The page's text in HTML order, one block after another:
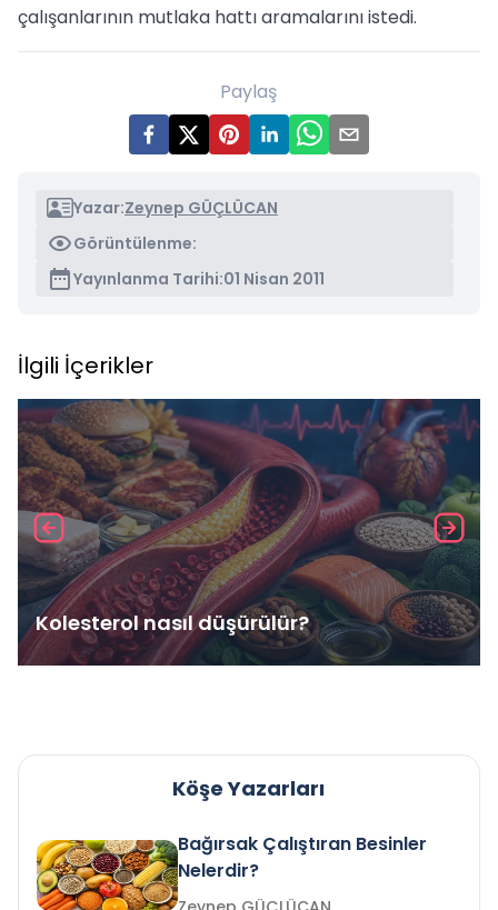
çalışanlarının mutlaka hattı aramalarını istedi.
Paylaş
Yazar:Zeynep GÜÇLÜCAN
Görüntülenme:
Yayınlanma Tarihi:01 Nisan 2011
İlgili İçerikler
Kolesterol nasıl düşürülür?
Köşe Yazarları
Bağırsak Çalıştıran Besinler
Nelerdir?